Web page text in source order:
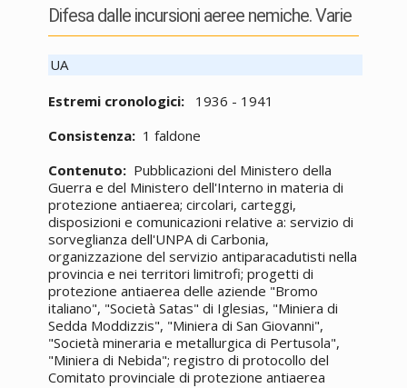
Difesa dalle incursioni aeree nemiche. Varie
UA
Estremi cronologici:
1936 - 1941
Consistenza: 1 faldone
Contenuto: Pubblicazioni del Ministero della
Guerra e del Ministero dell'Interno in materia di
protezione antiaerea; circolari, carteggi,
disposizioni e comunicazioni relative a: servizio di
sorveglianza dell'UNPA di Carbonia,
organizzazione del servizio antiparacadutisti nella
provincia e nei territori limitrofi; progetti di
protezione antiaerea delle aziende "Bromo
italiano", "Società Satas" di Iglesias, "Miniera di
Sedda Moddizzis", "Miniera di San Giovanni",
"Società mineraria e metallurgica di Pertusola",
"Miniera di Nebida"; registro di protocollo del
Comitato provinciale di protezione antiaerea